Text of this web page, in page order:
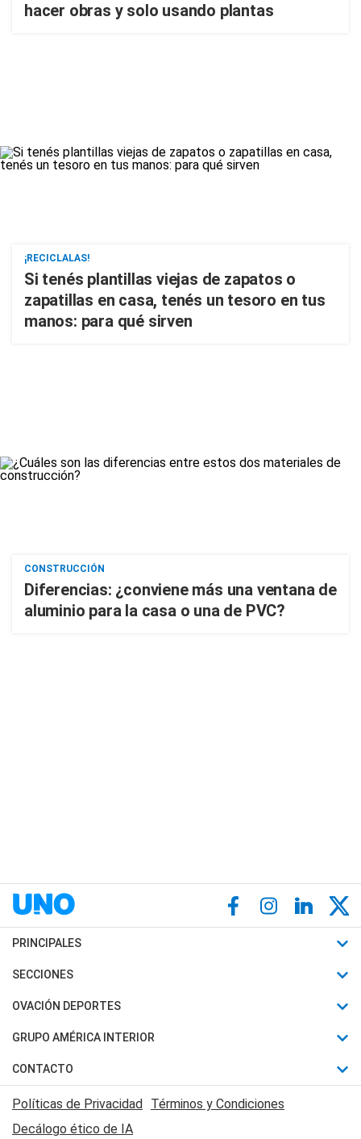
hacer obras y solo usando plantas
¡RECICLALAS!
Si tenés plantillas viejas de zapatos o
zapatillas en casa, tenés un tesoro en tus
manos: para qué sirven
CONSTRUCCIÓN
Diferencias: ¿conviene más una ventana de
aluminio para la casa o una de PVC?
PRINCIPALES
Últimas Noticias
Política
Judiciales
Economia
SECCIONES
Horóscopo
Motores
Trucos caseros
Series y Películas
Edictos y Solicitadas
OVACIÓN DEPORTES
Fútbol
Mundial
Automovilismo
Rugby
GRUPO AMÉRICA INTERIOR
Canal 7 en Vivo
CONTACTO
Acerca de Nosotros
Contactanos
Políticas de Privacidad Términos y Condiciones
Decálogo ético de IA